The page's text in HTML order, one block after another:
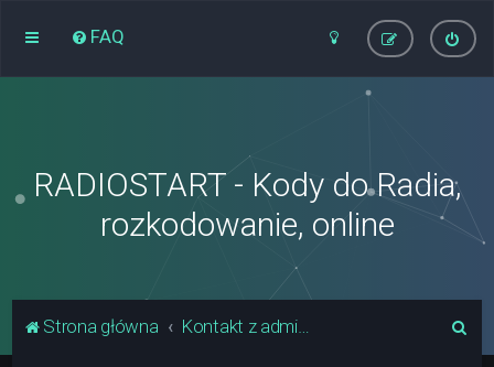
FAQ
RADIOSTART - Kody do Radia,
rozkodowanie, online
Strona główna Kontakt z administratorem witryny